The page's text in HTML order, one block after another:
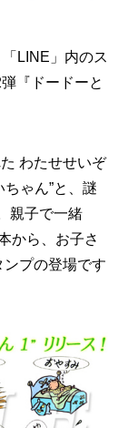
LINE」内のス
『ドードーと
わたせせいぞ
ゃん”と、謎
親子で一緒
から、お子さ
プの登場です